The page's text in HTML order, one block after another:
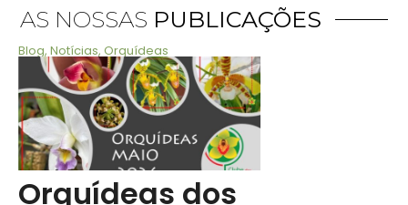
AS NOSSAS PUBLICAÇÕES
Blog, Notícias, Orquídeas
Orquídeas dos